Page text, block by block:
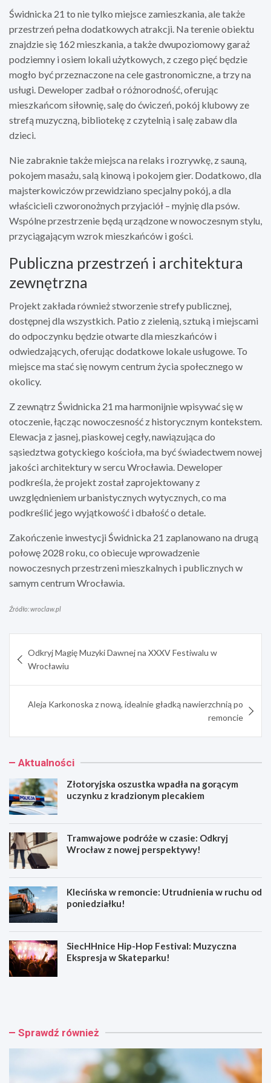
Świdnicka 21 to nie tylko miejsce zamieszkania, ale także
przestrzeń pełna dodatkowych atrakcji. Na terenie obiektu
znajdzie się 162 mieszkania, a także dwupoziomowy garaż
podziemny i osiem lokali użytkowych, z czego pięć będzie
mogło być przeznaczone na cele gastronomiczne, a trzy na
usługi. Deweloper zadbał o różnorodność, oferując
mieszkańcom siłownię, salę do ćwiczeń, pokój klubowy ze
strefą muzyczną, bibliotekę z czytelnią i salę zabaw dla
dzieci.
Nie zabraknie także miejsca na relaks i rozrywkę, z sauną,
pokojem masażu, salą kinową i pokojem gier. Dodatkowo, dla
majsterkowiczów przewidziano specjalny pokój, a dla
właścicieli czworonożnych przyjaciół – myjnię dla psów.
Wspólne przestrzenie będą urządzone w nowoczesnym stylu,
przyciągającym wzrok mieszkańców i gości.
Publiczna przestrzeń i architektura
zewnętrzna
Projekt zakłada również stworzenie strefy publicznej,
dostępnej dla wszystkich. Patio z zielenią, sztuką i miejscami
do odpoczynku będzie otwarte dla mieszkańców i
odwiedzających, oferując dodatkowe lokale usługowe. To
miejsce ma stać się nowym centrum życia społecznego w
okolicy.
Z zewnątrz Świdnicka 21 ma harmonijnie wpisywać się w
otoczenie, łącząc nowoczesność z historycznym kontekstem.
Elewacja z jasnej, piaskowej cegły, nawiązująca do
sąsiedztwa gotyckiego kościoła, ma być świadectwem nowej
jakości architektury w sercu Wrocławia. Deweloper
podkreśla, że projekt został zaprojektowany z
uwzględnieniem urbanistycznych wytycznych, co ma
podkreślić jego wyjątkowość i dbałość o detale.
Zakończenie inwestycji Świdnicka 21 zaplanowano na drugą
połowę 2028 roku, co obiecuje wprowadzenie
nowoczesnych przestrzeni mieszkalnych i publicznych w
samym centrum Wrocławia.
Źródło: wroclaw.pl
wpisu
Odkryj Magię Muzyki Dawnej na XXXV Festiwalu w
Wrocławiu
Aleja Karkonoska z nową, idealnie gładką nawierzchnią po
remoncie
Aktualności
Złotoryjska oszustka wpadła na gorącym
uczynku z kradzionym plecakiem
Tramwajowe podróże w czasie: Odkryj
Wrocław z nowej perspektywy!
Klecińska w remoncie: Utrudnienia w ruchu od
poniedziałku!
SiecHHnice Hip-Hop Festival: Muzyczna
Ekspresja w Skateparku!
Z
r
T
a Sprawdź również